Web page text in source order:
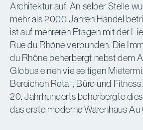
Architektur auf. An selber Stelle
mehr als 2000 Jahren Handel
ist auf mehreren Etagen mit der
Rue du Rhône verbunden. Die
du Rhône beherbergt nebst dem
Globus einen vielseitigen
Bereichen Retail, Büro und
20. Jahrhunderts beherbergte
das erste moderne Warenhaus